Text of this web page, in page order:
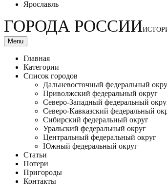
Ярославль
ГОРОДА РОССИИ
Menu
Главная
Категории
Список городов
Дальневосточный федеральный
Приволжский федеральный округ
Северо-Западный федеральный
Северо-Кавказский федеральный
Сибирский федеральный округ
Уральский федеральный округ
Центральный федеральный округ
Южный федеральный округ
Статьи
Потери
Пригороды
Контакты